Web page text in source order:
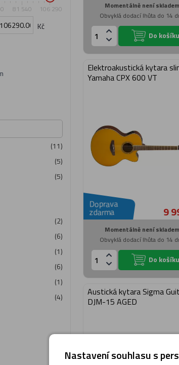
81 540 106 290
Kč
(11)
(5)
(5)
(2)
(6)
(1)
(6)
(1)
(4)
Momentálně není skladem
Obvyklá dodací lhůta do 14
Do košíku
Elektroakustická kytara
Yamaha CPX 600 VT
Doprava
zdarma 9
Momentálně není skladem
Obvyklá dodací lhůta do 14
Do košíku
Austická kytara Sigma
DJM-15 AGED
Nastavení souhlasu s